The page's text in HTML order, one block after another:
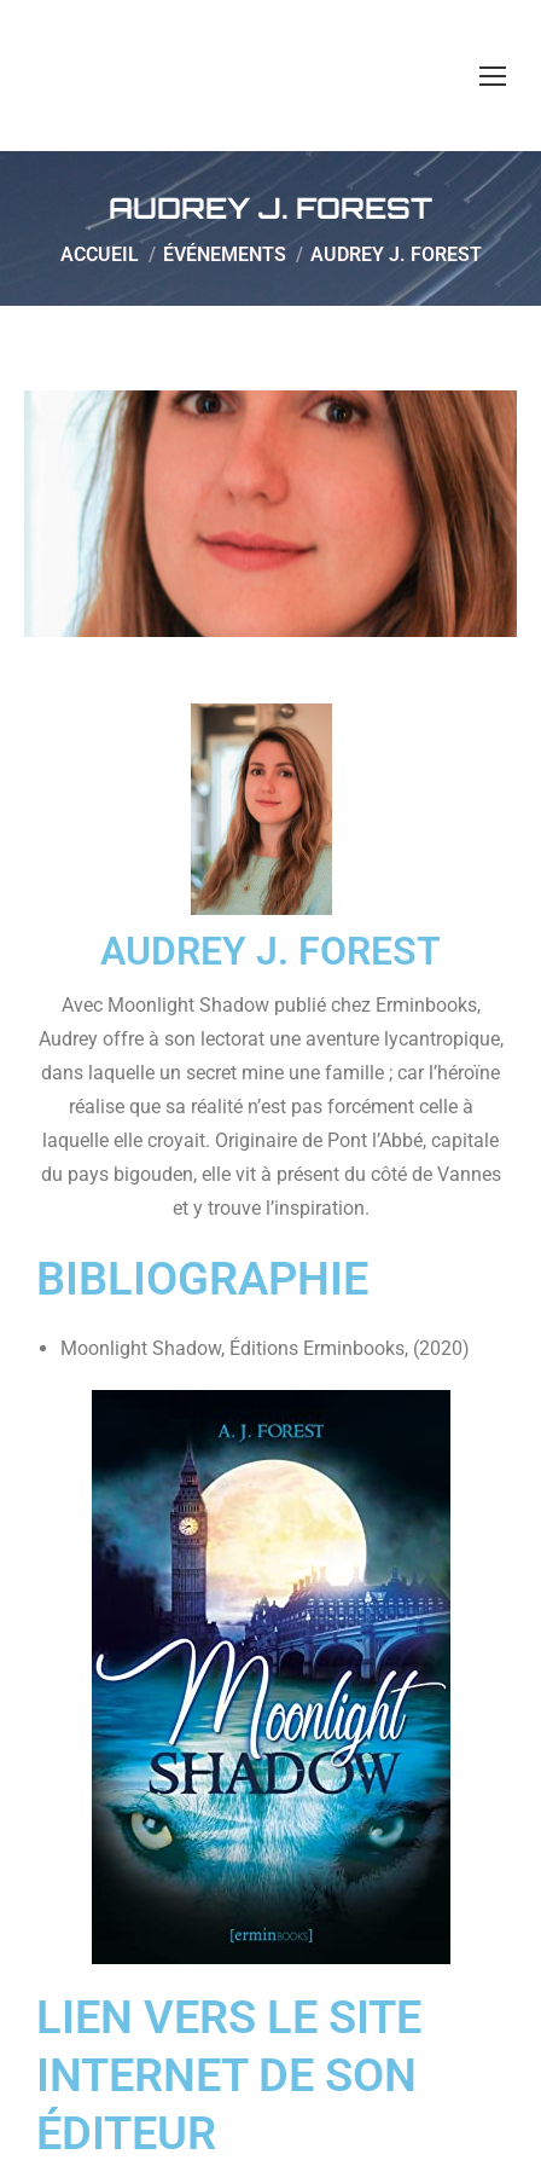
AUDREY J. FOREST
Vous êtes ici :
ACCUEIL ÉVÉNEMENTS AUDREY J. FOREST
AUDREY J. FOREST
Avec Moonlight Shadow publié chez Erminbooks,
Audrey offre à son lectorat une aventure lycantropique,
dans laquelle un secret mine une famille ; car l’héroïne
réalise que sa réalité n’est pas forcément celle à
laquelle elle croyait. Originaire de Pont l’Abbé, capitale
du pays bigouden, elle vit à présent du côté de Vannes
et y trouve l’inspiration.
BIBLIOGRAPHIE
Moonlight Shadow, Éditions Erminbooks, (2020)
LIEN VERS LE SITE
INTERNET DE SON
ÉDITEUR